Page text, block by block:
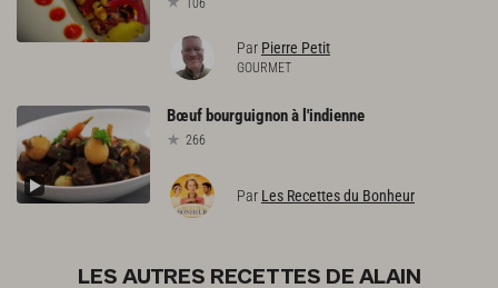
Par Pierre Petit
GOURMET
Bœuf bourguignonà l'indienne
266
Par Les Recettes du Bonheur
LES AUTRES RECETTES DE ALAIN